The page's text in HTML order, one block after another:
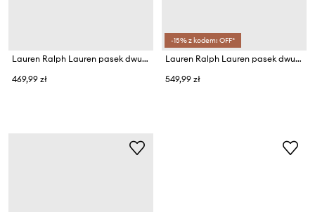
Lauren Ralph Lauren pasek dwustronny damski skórzany
469,99 zł
-15% z kodem: OFF*
Lauren Ralph Lauren pasek dwustronny damski skórzany
549,99 zł